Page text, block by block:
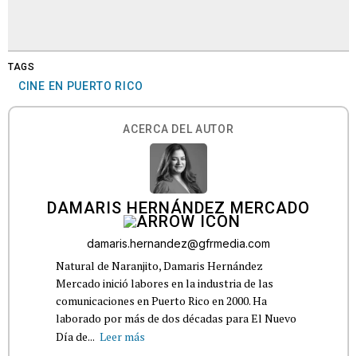
TAGS
CINE EN PUERTO RICO
ACERCA DEL AUTOR
DAMARIS HERNÁNDEZ MERCADO
damaris.hernandez@gfrmedia.com
Natural de Naranjito, Damaris Hernández
Mercado inició labores en la industria de las
comunicaciones en Puerto Rico en 2000. Ha
laborado por más de dos décadas para El Nuevo
Día de... Leer más